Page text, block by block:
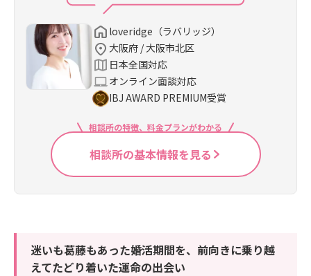
loveridge（ラバリッジ）
大阪府 / 大阪市北区
日本全国対応
オンライン面談対応
IBJ AWARD PREMIUM受賞
相談所の特徴、料金プランがわかる
相談所の基本情報を見る
迷いも葛藤もあった婚活期間を、前向きに乗り越
えてたどり着いた運命の出会い